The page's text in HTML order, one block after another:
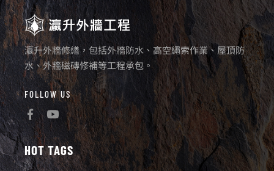
瀛升外牆修繕，包括外牆防水、高空繩索作業、屋頂防
水、外牆磁磚修補等工程承包。
FOLLOW US
HOT TAGS